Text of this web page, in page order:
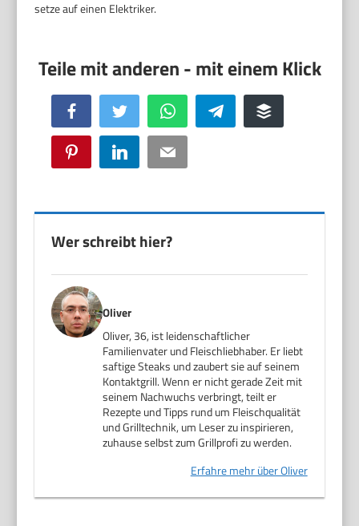
setze auf einen Elektriker.
Facebook Twitter WhatsApp Telegram Buffer
Pinterest LinkedIn Email
Wer schreibt hier?
Oliver
Oliver, 36, ist leidenschaftlicher
Familienvater und Fleischliebhaber. Er liebt
saftige Steaks und zaubert sie auf seinem
Kontaktgrill. Wenn er nicht gerade Zeit mit
seinem Nachwuchs verbringt, teilt er
Rezepte und Tipps rund um Fleischqualität
und Grilltechnik, um Leser zu inspirieren,
zuhause selbst zum Grillprofi zu werden.
Erfahre mehr über Oliver